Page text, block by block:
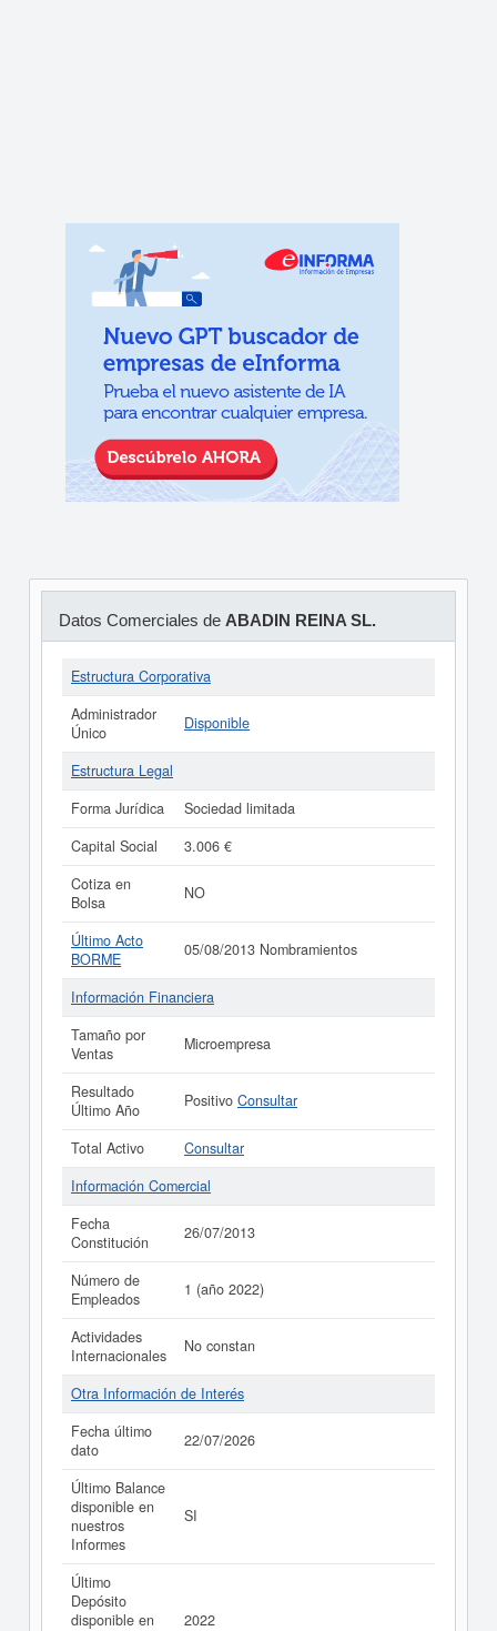
Datos Comerciales de ABADIN REINA SL.
Estructura Corporativa
Administrador
Único
Disponible
Estructura Legal
Forma Jurídica
Sociedad limitada
Capital Social
3.006 €
Cotiza en
Bolsa
NO
Último Acto
BORME
05/08/2013 Nombramientos
Información Financiera
Tamaño por
Ventas
Microempresa
Resultado
Último Año
Positivo Consultar
Total Activo
Consultar
Información Comercial
Fecha
Constitución
26/07/2013
Número de
Empleados
1 (año 2022)
Actividades
Internacionales
No constan
Otra Información de Interés
Fecha último
dato
22/07/2026
Último Balance
disponible en
nuestros
Informes
SI
Último
Depósito
disponible en
2022